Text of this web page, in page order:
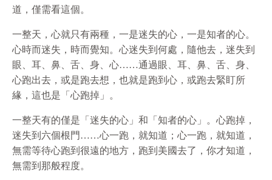
道，僅需看這個。
一整天，心就只有兩種，一是迷失的心，一是知者的心。
心時而迷失，時而覺知。心迷失到何處，隨他去，迷失到
眼、耳、鼻、舌、身、心……通過眼、耳、鼻、舌、身、
心跑出去，或是跑去想，也就是跑到心，或跑去緊盯所
緣，這也是「心跑掉」。
一整天有的僅是「迷失的心」和「知者的心」。心跑掉，
迷失到六個根門……心一跑，就知道；心一跑，就知道，
無需等待心跑到很遠的地方，跑到美國去了，你才知道，
無需到那般程度。